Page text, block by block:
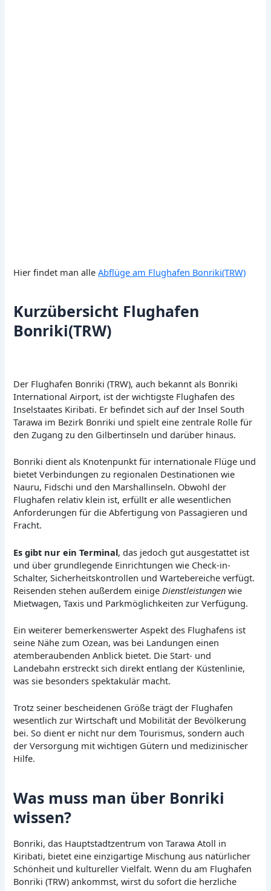
Hier findet man alleAbflüge am Flughafen Bonriki(TRW)
Kurzübersicht Flughafen
Bonriki(TRW)
Der Flughafen Bonriki (TRW), auch bekannt als Bonriki
International Airport, ist der wichtigste Flughafen des
Inselstaates Kiribati. Er befindet sich auf der Insel South
Tarawa im Bezirk Bonriki und spielt eine zentrale Rolle für
den Zugang zu den Gilbertinseln und darüber hinaus.
Bonriki dient als Knotenpunkt für internationale Flüge und
bietet Verbindungen zu regionalen Destinationen wie
Nauru, Fidschi und den Marshallinseln. Obwohl der
Flughafen relativ klein ist, erfüllt er alle wesentlichen
Anforderungen für die Abfertigung von Passagieren und
Fracht.
Es gibt nur ein Terminal, das jedoch gut ausgestattet ist
und über grundlegende Einrichtungen wie Check-in-
Schalter, Sicherheitskontrollen und Wartebereiche verfügt.
Reisenden stehen außerdem einige Dienstleistungen wie
Mietwagen, Taxis und Parkmöglichkeiten zur Verfügung.
Ein weiterer bemerkenswerter Aspekt des Flughafens ist
seine Nähe zum Ozean, was bei Landungen einen
atemberaubenden Anblick bietet. Die Start- und
Landebahn erstreckt sich direkt entlang der Küstenlinie,
was sie besonders spektakulär macht.
Trotz seiner bescheidenen Größe trägt der Flughafen
wesentlich zur Wirtschaft und Mobilität der Bevölkerung
bei. So dient er nicht nur dem Tourismus, sondern auch
der Versorgung mit wichtigen Gütern und medizinischer
Hilfe.
Was muss man über Bonriki
wissen?
Bonriki, das Hauptstadtzentrum von Tarawa Atoll in
Kiribati, bietet eine einzigartige Mischung aus natürlicher
Schönheit und kultureller Vielfalt. Wenn du am Flughafen
Bonriki (TRW) ankommst, wirst du sofort die herzliche